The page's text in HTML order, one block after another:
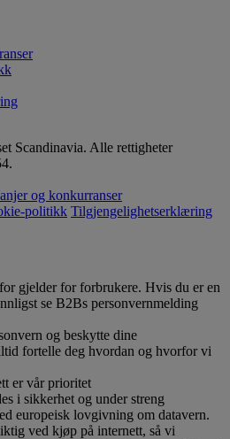
Scandinavia. Alle rettigheter
og konkurranser
politikk Tilgjengelighetserklæring
gjelder for forbrukere. Hvis du er en
se B2Bs personvernmelding
og beskytte dine
fortelle deg hvordan og hvorfor vi
er vår prioritet
i sikkerhet og under streng
europeisk lovgivning om datavern.
ved kjøp på internett, så vi